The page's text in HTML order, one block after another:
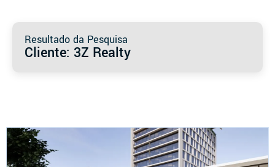
Resultado da Pesquisa
Cliente: 3Z Realty